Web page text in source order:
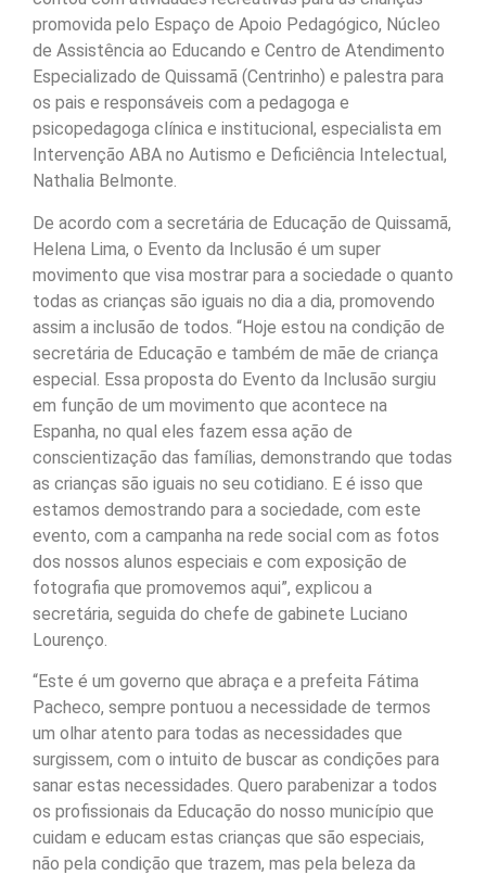
promovida pelo Espaço de Apoio Pedagógico, Núcleo
de Assistência ao Educando e Centro de Atendimento
Especializado de Quissamã (Centrinho) e palestra para
os pais e responsáveis com a pedagoga e
psicopedagoga clínica e institucional, especialista em
Intervenção ABA no Autismo e Deficiência Intelectual,
Nathalia Belmonte.
De acordo com a secretária de Educação de Quissamã,
Helena Lima, o Evento da Inclusão é um super
movimento que visa mostrar para a sociedade o quanto
todas as crianças são iguais no dia a dia, promovendo
assim a inclusão de todos. “Hoje estou na condição de
secretária de Educação e também de mãe de criança
especial. Essa proposta do Evento da Inclusão surgiu
em função de um movimento que acontece na
Espanha, no qual eles fazem essa ação de
conscientização das famílias, demonstrando que todas
as crianças são iguais no seu cotidiano. E é isso que
estamos demostrando para a sociedade, com este
evento, com a campanha na rede social com as fotos
dos nossos alunos especiais e com exposição de
fotografia que promovemos aqui”, explicou a
secretária, seguida do chefe de gabinete Luciano
Lourenço.
“Este é um governo que abraça e a prefeita Fátima
Pacheco, sempre pontuou a necessidade de termos
um olhar atento para todas as necessidades que
surgissem, com o intuito de buscar as condições para
sanar estas necessidades. Quero parabenizar a todos
os profissionais da Educação do nosso município que
cuidam e educam estas crianças que são especiais,
não pela condição que trazem, mas pela beleza da